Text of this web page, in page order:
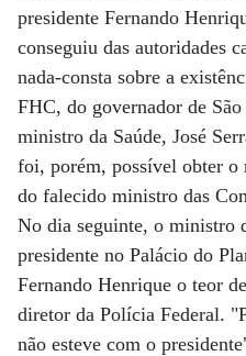
presidente Fernando
conseguiu das autoridades
nada-consta sobre a
FHC, do governador de
ministro da Saúde, José
foi, porém, possível obter o
do falecido ministro das
No dia seguinte, o ministro
presidente no Palácio do
Fernando Henrique o teor
diretor da Polícia Federal.
não esteve com o